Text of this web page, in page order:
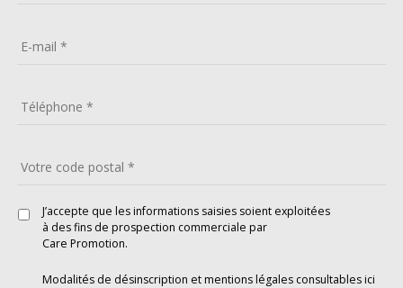
J’accepte que les informations saisies soient exploitées
à des fins de prospection commerciale par
Care Promotion.
Modalités de désinscription et mentions légales consultablesici